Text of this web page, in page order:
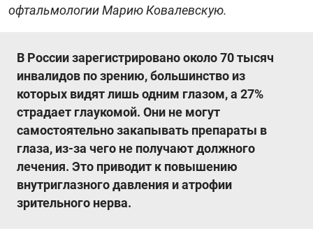
офтальмологии Марию Ковалевскую.
В России зарегистрировано около 70 тысяч
инвалидов по зрению, большинство из
которых видят лишь одним глазом, а 27%
страдает глаукомой. Они не могут
самостоятельно закапывать препараты в
глаза, из-за чего не получают должного
лечения. Это приводит к повышению
внутриглазного давления и атрофии
зрительного нерва.